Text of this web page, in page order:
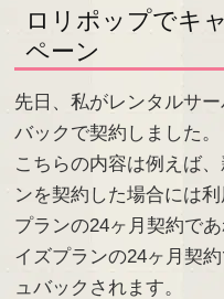
ロリポップでキ
ペーン
先日、私がレンタルサ
バックで契約しました。
こちらの内容は例えば
ンを契約した場合には
プランの24ヶ月契約で
イズプランの24ヶ月契
ュバックされます。